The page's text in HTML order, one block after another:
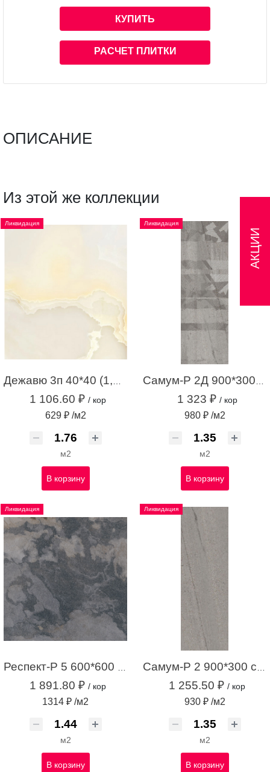
КУПИТЬ
РАСЧЕТ ПЛИТКИ
ОПИСАНИЕ
Из этой же коллекции
Ликвидация
Дежавю 3п 40*40 (1,76м.кв.)
1 106.60 ₽ / кор
629 ₽ /м2
м2
В корзину
Ликвидация
Самум-Р 2Д 900*300 серый (1,35 м.кв.)
1 323 ₽ / кор
980 ₽ /м2
м2
В корзину
Ликвидация
1 891.80 ₽ / кор
1314 ₽ /м2
м2
В корзину
Ликвидация
1 255.50 ₽ / кор
930 ₽ /м2
м2
В корзину
АКЦИИ